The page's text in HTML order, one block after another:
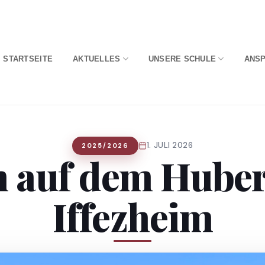
STARTSEITE AKTUELLES UNSERE SCHULE
2025/2026 1. JULI 2026
auf dem
Iffezheim